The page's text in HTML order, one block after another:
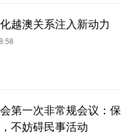
越澳关系注入新动力
第一次非常规会议：保
不妨碍民事活动